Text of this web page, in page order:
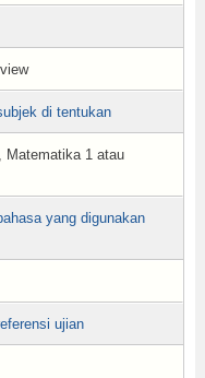
di tentukan
Matematika 1 atau
yang digunakan
ujian